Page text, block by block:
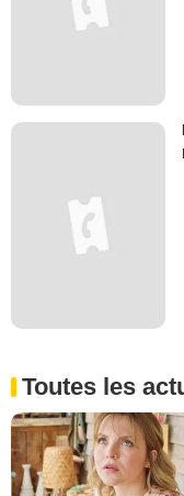
Toutes les